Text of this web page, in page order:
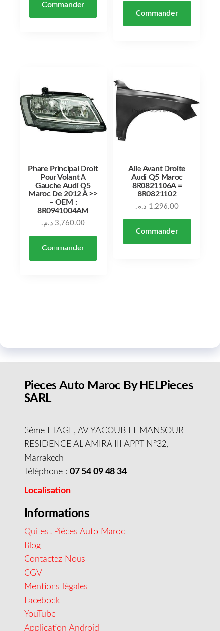
Commander
Commander
Phare Principal Droit
Pour Volant A
Gauche Audi Q5
Maroc De 2012 À >>
– OEM :
8R0941004AM
3,760.00 د.م.
Commander
Aile Avant Droite
Audi Q5 Maroc
8R0821106A =
8R0821102
1,296.00 د.م.
Commander
Pieces Auto Maroc By HELPieces
SARL
3éme ETAGE, AV YACOUB EL MANSOUR
RESIDENCE AL AMIRA III APPT N°32,
Marrakech
Téléphone : 07 54 09 48 34
Localisation
Informations
Qui est Pièces Auto Maroc
Blog
Contactez Nous
CGV
Mentions légales
Facebook
YouTube
Application Android